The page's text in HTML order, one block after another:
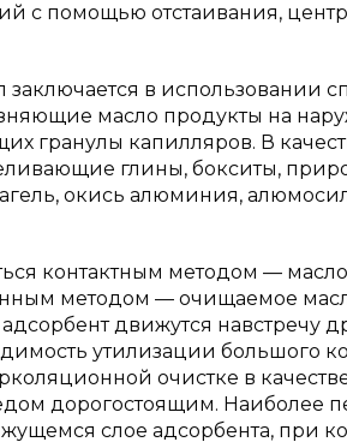
с помощью отстаивания,
заключается в использовании
масло продукты на
гранулы капилляров. В
глины, бокситы,
окись алюминия,
контактным методом —
методом — очищаемое
движутся навстречу
утилизации большого
очистке в
дорогостоящим. Наиболее
слое адсорбента, при